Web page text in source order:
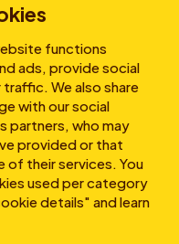
functions
ads, provide social
We also share
with our social
partners, who may
provided or that
their services. You
used per category
details" and learn